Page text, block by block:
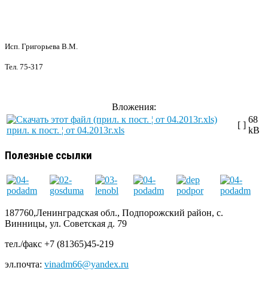
Исп. Григорьева В.М.
Тел. 75-317
Вложения:
прил. к пост. ¦ от 04.2013г.xls
[ ]
68
kB
Полезные ссылки
187760,Ленинградская обл., Подпорожский район, с.
Винницы, ул. Советская д. 79
тел./факс +7 (81365)45-219
эл.почта: vinadm66@yandex.ru